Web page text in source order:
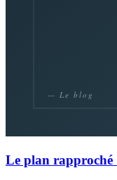
Le plan rapproché